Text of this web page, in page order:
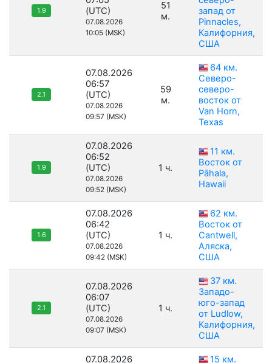
1.9
(UTC)
07.08.2026
10:05 (MSK)
51
м.
запад от
Pinnacles,
Калифорния,
США
2.1
07.08.2026
06:57
(UTC)
07.08.2026
09:57 (MSK)
59
м.
64 км.
Северо-
северо-
восток от
Van Horn,
Texas
1.9
07.08.2026
06:52
(UTC)
07.08.2026
09:52 (MSK)
1 ч.
11 км.
Восток от
Pāhala,
Hawaii
1.6
07.08.2026
06:42
(UTC)
07.08.2026
09:42 (MSK)
1 ч.
62 км.
Восток от
Cantwell,
Аляска,
США
2.1
07.08.2026
06:07
(UTC)
07.08.2026
09:07 (MSK)
1 ч.
37 км.
Западо-
юго-запад
от Ludlow,
Калифорния,
США
07.08.2026
15 км.